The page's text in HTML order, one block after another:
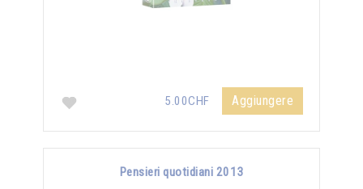
5.00CHF Aggiungere
Pensieri quotidiani 2013